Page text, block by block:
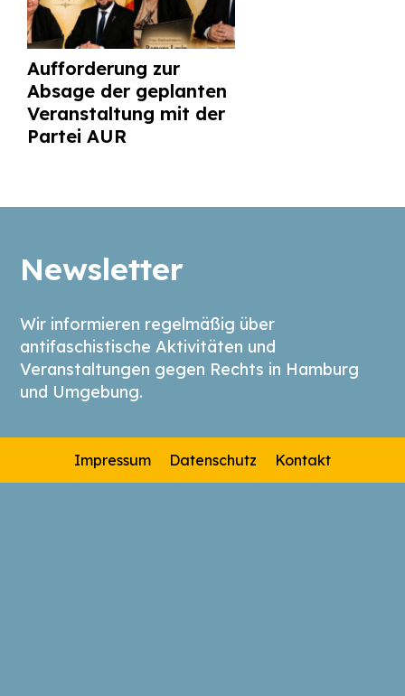
Aufforderung zur
Absage der geplanten
Veranstaltung mit der
Partei AUR
Newsletter
Wir informieren regelmäßig über
antifaschistische Aktivitäten und
Veranstaltungen gegen Rechts in Hamburg
und Umgebung.
Impressum Datenschutz Kontakt